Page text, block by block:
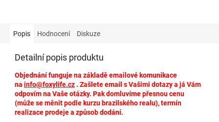
Popis Hodnocení Diskuze
Detailní popis produktu
Objednání funguje na základě emailové komunikace
na info@foxylife.cz . Zašlete email s Vašimi dotazy a já Vám
odpovím na Vaše otázky. Pak domluvíme přesnou cenu
(může se měnit podle kurzu brazilského realu), termín
realizace prodeje a způsob dodání.